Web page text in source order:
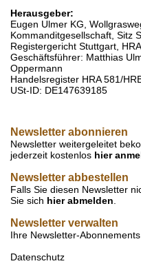
Herausgeber:
Eugen Ulmer KG,
Kommanditgesellschaft, Sitz
Registergericht Stuttgart,
Geschäftsführer: Matthias
Oppermann
Handelsregister HRA 581/
USt-ID: DE147639185
Newsletter abonnieren
Newsletter weitergeleitet
jederzeit kostenlos hier
Newsletter abbestellen
Falls Sie diesen Newsletter
Sie sich hier abmelden
Newsletter verwalten
Ihre Newsletter-
Datenschutz